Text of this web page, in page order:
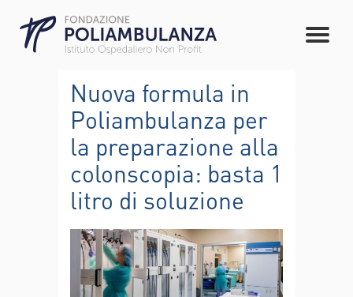
Nuova formula in
Poliambulanza per
la preparazione alla
colonscopia: basta 1
litro di soluzione